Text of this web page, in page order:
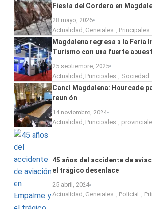
Fiesta del Cordero en
28 mayo, 2026
Actualidad Generales Principales
Magdalena regresa a la Feria
Turismo con una fuerte
25 septiembre, 2025
Actualidad Principales Sociedad
Canal Magdalena: Hourcade
reunión
14 noviembre, 2024
Actualidad Principales
45 años del accidente de
el trágico desenlace
25 abril, 2024
Actualidad , Generales , Policial ,